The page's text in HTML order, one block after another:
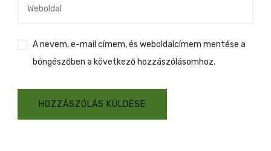
A nevem, e-mail címem, és weboldalcímem mentése a
böngészőben a következő hozzászólásomhoz.